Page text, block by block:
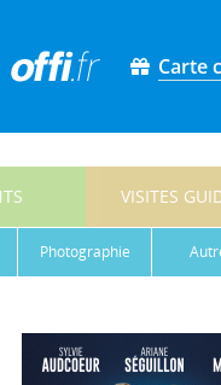
Carte
VISITES
photographie